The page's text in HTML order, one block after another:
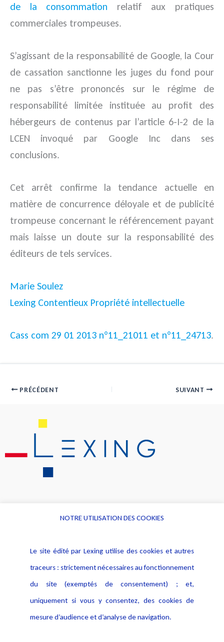
de la consommation relatif aux pratiques
commerciales trompeuses.
S’agissant de la responsabilité de Google, la Cour
de cassation sanctionne les juges du fond pour
ne pas s’être prononcés sur le régime de
responsabilité limitée instituée au profit des
hébergeurs de contenus par l’article 6-I-2 de la
LCEN invoqué par Google Inc dans ses
conclusions.
Cet arrêt confirme la tendance actuelle en
matière de concurrence déloyale et de publicité
trompeuse concernant le référencement payant
mais laisse un doute sur la responsabilité des
éditeurs de tels services.
Marie Soulez
Lexing Contentieux Propriété intellectuelle
Cass com 29 01 2013 n°11_21011 et n°11_24713.
PRÉCÉDENT SUIVANT
Alerte professionnelle
Déclaration d'accessibilité
Notice Légale
Politique de protection des
données
Publications
NOTRE UTILISATION DES COOKIES
Le site édité par Lexing utilise des cookies et autres
traceurs : strictement nécessaires au fonctionnement
du site (exemptés de consentement) ; et,
uniquement si vous y consentez, des cookies de
mesure d’audience et d’analyse de navigation.